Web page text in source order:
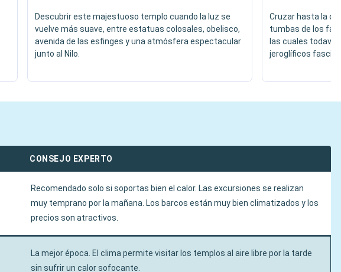
Descubrir este majestuoso templo cuando la luz se
vuelve más suave, entre estatuas colosales, obelisco,
avenida de las esfinges y una atmósfera espectacular
junto al Nilo.
Cruzar hasta la
tumbas de los
las cuales
jeroglíficos
CONSEJO EXPERTO
Recomendado solo si soportas bien el calor. Las excursiones se realizan
muy temprano por la mañana. Los barcos están muy bien climatizados y los
precios son atractivos.
La mejor época. El clima permite visitar los templos al aire libre por la tarde
sin sufrir un calor sofocante.